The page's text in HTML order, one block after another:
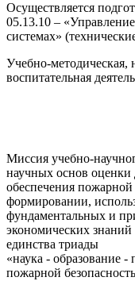
Осуществляется
05.13.10 –
системах»
Учебно-методическая,
воспитательная
Миссия учебно-
научных основ оценки
обеспечения пожарной
формировании,
фундаментальных и
экономических
единства триады
«наука - образование -
пожарной